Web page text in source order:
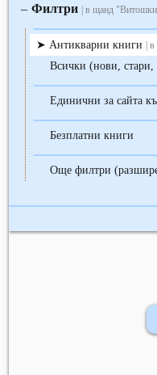
‒ Филтри | в щанд
Антикварни книги |
Всички (нови, стари,
Единични за сайта
Безплатни книги
Още филтри